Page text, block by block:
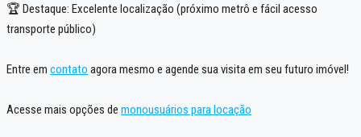
🏆 Destaque: Excelente localização (próximo metrô e fácil acesso
transporte público)
Entre em contato agora mesmo e agende sua visita em seu futuro imóvel!
Acesse mais opções de monousuários para locação